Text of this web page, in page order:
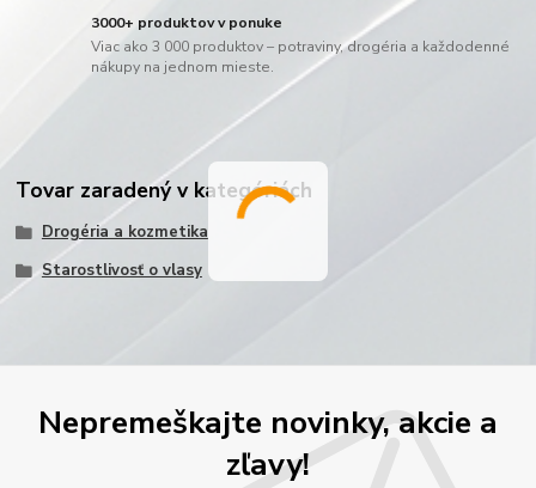
3000+ produktov v ponuke
Viac ako 3 000 produktov – potraviny, drogéria a každodenné
nákupy na jednom mieste.
Tovar zaradený v kategóriách
Drogéria a kozmetika
Starostlivosť o vlasy
Nepremeškajte novinky, akcie a
zľavy!